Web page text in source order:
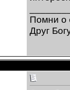
Помни о
Друг